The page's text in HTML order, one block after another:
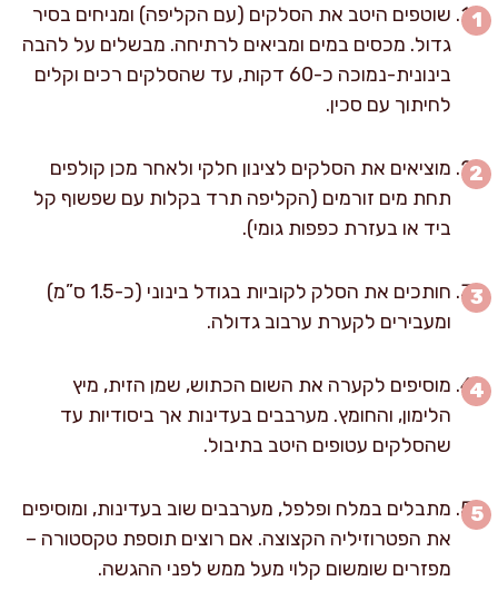
שוטפים היטב את הסלקים (עם הקליפה) ומניחים בסיר
גדול. מכסים במים ומביאים לרתיחה. מבשלים על להבה
בינונית-נמוכה כ-60 דקות, עד שהסלקים רכים וקלים
לחיתוך עם סכין.
מוציאים את הסלקים לצינון חלקי ולאחר מכן קולפים
תחת מים זורמים (הקליפה תרד בקלות עם שפשוף קל
ביד או בעזרת כפפות גומי).
חותכים את הסלק לקוביות בגודל בינוני (כ-1.5 ס”מ)
ומעבירים לקערת ערבוב גדולה.
מוסיפים לקערה את השום הכתוש, שמן הזית, מיץ
הלימון, והחומץ. מערבבים בעדינות אך ביסודיות עד
שהסלקים עטופים היטב בתיבול.
מתבלים במלח ופלפל, מערבבים שוב בעדינות, ומוסיפים
את הפטרוזיליה הקצוצה. אם רוצים תוספת טקסטורה –
מפזרים שומשום קלוי מעל ממש לפני ההגשה.